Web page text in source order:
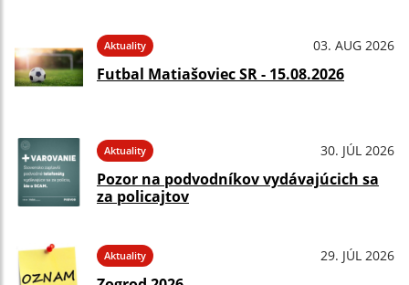
Aktuality 03. AUG 2026
Futbal Matiašoviec SR - 15.08.2026
Aktuality 30. JÚL 2026
Pozor na podvodníkov vydávajúcich sa
za policajtov
Aktuality 29. JÚL 2026